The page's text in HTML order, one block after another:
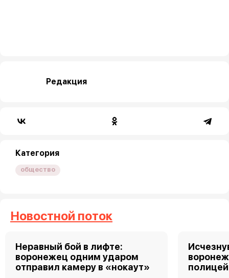
Редакция
Категория
общество
Новостной поток
Неравный бой в лифте:
воронежец одним ударом
отправил камеру в «нокаут»